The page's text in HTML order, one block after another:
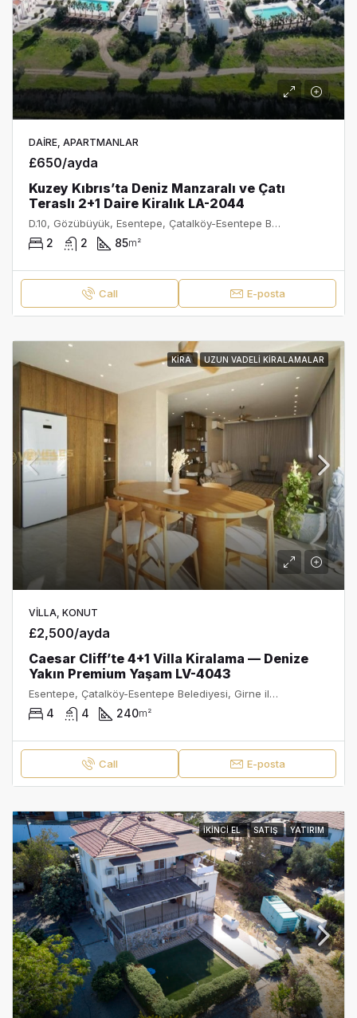
DAIRE, APARTMANLAR
£650/ayda
Kuzey Kıbrıs’ta Deniz Manzaralı ve Çatı
Teraslı 2+1 Daire Kiralık LA-2044
D.10, Gözübüyük, Esentepe, Çatalköy-Esentepe Belediyesi, Girne ilçesi, Kuzey Kıbrıs, 99400, Κύπρος - Kıbrıs
2 2 85m²
Call E-posta
KIRA UZUN VADELI KIRALAMALAR
VILLA, KONUT
£2,500/ayda
Caesar Cliff’te 4+1 Villa Kiralama — Denize
Yakın Premium Yaşam LV-4043
Esentepe, Çatalköy-Esentepe Belediyesi, Girne ilçesi, Kuzey Kıbrıs, 99400, Κύπρος - Kıbrıs
4 4 240m²
Call E-posta
İKINCI EL SATIŞ YATIRIM